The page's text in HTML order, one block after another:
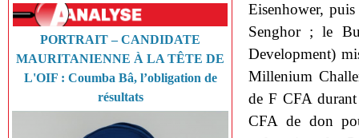
PORTRAIT – CANDIDATE
MAURITANIENNE À LA TÊTE DE
L'OIF : Coumba Bâ, l’obligation de
résultats
Eisenhower,
Senghor ; le
Development)
Millenium
de F CFA
CFA de don